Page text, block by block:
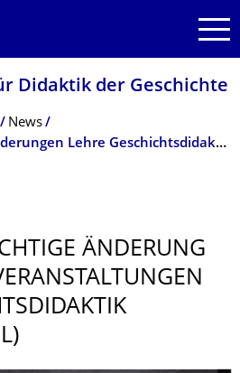
Didaktik der Geschichte
News
REMINDER: Wichtige Änderungen Lehre Geschichtsdidaktik
ÄNDERUNG